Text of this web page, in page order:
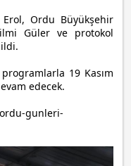
Erol, Ordu Büyükşehir
Güler ve protokol
19 Kasım
edecek.
gunleri-